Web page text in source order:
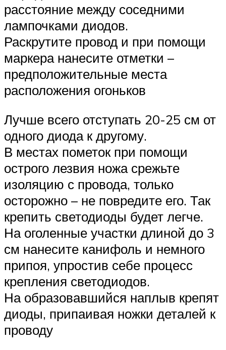
расстояние между соседними
лампочками диодов.
Раскрутите провод и при помощи
маркера нанесите отметки –
предположительные места
расположения огоньков
Лучше всего отступать 20-25 см от
одного диода к другому.
В местах пометок при помощи
острого лезвия ножа срежьте
изоляцию с провода, только
осторожно – не повредите его. Так
крепить светодиоды будет легче.
На оголенные участки длиной до 3
см нанесите канифоль и немного
припоя, упростив себе процесс
крепления светодиодов.
На образовавшийся наплыв крепят
диоды, припаивая ножки деталей к
проводу